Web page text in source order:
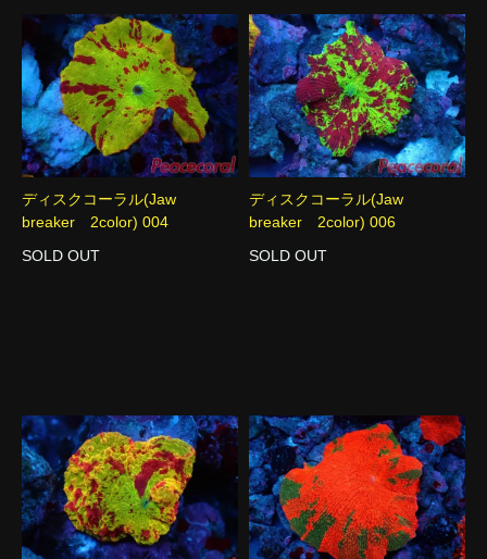
ディスクコーラル(Jaw
breaker 2color) 004
SOLD OUT
ディスクコーラル(Jaw
breaker 2color) 006
SOLD OUT